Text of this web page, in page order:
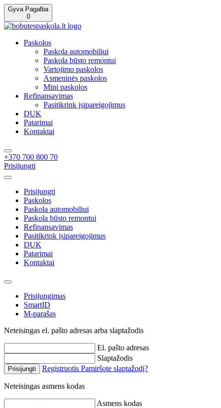
Gyva Pagalba
0
Paskolos
Paskola automobiliui
Paskola būsto remontui
Vartojimo paskolos
Asmeninės paskolos
Mini paskolos
Refinansavimas
Pasitikrink įsipareigojimus
DUK
Patarimai
Kontaktai
+370 700 800 70
Prisijungti
Prisijungti
Paskolos
Paskola automobiliui
Paskola būsto remontui
Refinansavimas
Pasitikrink įsipareigojimus
DUK
Patarimai
Kontaktai
Prisijungimas
SmartID
M-parašas
Neteisingas el. pašto adresas arba slaptažodis
El. pašto adresas
Slaptažodis
Prisijungti Registruotis Pamiršote slaptažodį?
Neteisingas asmens kodas
Asmens kodas